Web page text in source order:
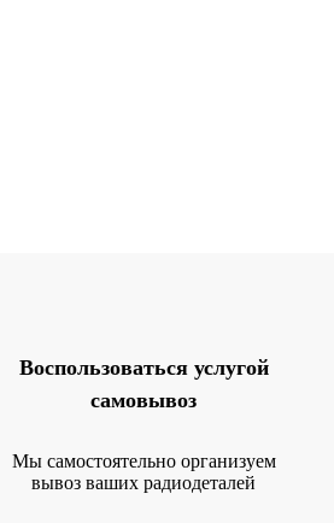
Воспользоваться услугой
самовывоз
Мы самостоятельно организуем
вывоз ваших радиодеталей